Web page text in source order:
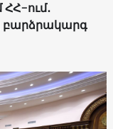
ում․
բարձրակարգ